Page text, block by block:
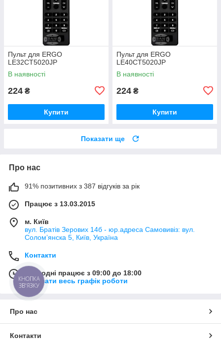
Пульт для ERGO
LE32CT5020JP
В наявності
224 ₴
Купити
Пульт для ERGO
LE40CT5020JP
В наявності
224 ₴
Купити
Показати ще
Про нас
91% позитивних з 387 відгуків за рік
Працює з 13.03.2015
м. Київ
вул. Братів Зерових 14б - юр.адреса Самовивіз: вул.
Соломʼянска 5, Київ, Україна
Контакти
Сьогодні працює з 09:00 до 18:00
Показати весь графік роботи
Про нас
Контакти
КНОПКА
ЗВ'ЯЗКУ